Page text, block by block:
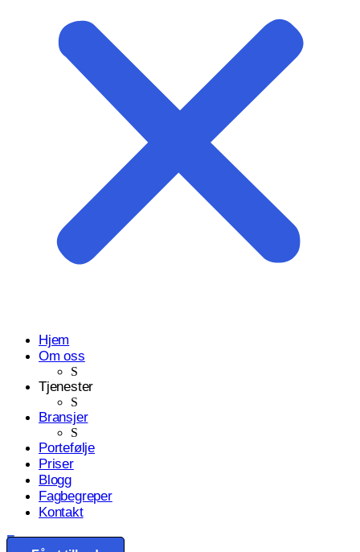
Hjem
Om oss
S
Tjenester
S
Bransjer
S
Portefølje
Priser
Blogg
Fagbegreper
Kontakt
Eng
Start prosjektet ditt med oss
Klar til å gjøre ideen din om til en kraftfull digital opplevelse?